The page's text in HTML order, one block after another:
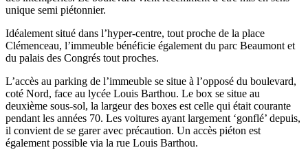
unique semi piétonnier.
Idéalement situé dans l’hyper-centre, tout proche de la place
Clémenceau, l’immeuble bénéficie également du parc Beaumont et
du palais des Congrés tout proches.
L’accès au parking de l’immeuble se situe à l’opposé du boulevard,
coté Nord, face au lycée Louis Barthou. Le box se situe au
deuxième sous-sol, la largeur des boxes est celle qui était courante
pendant les années 70. Les voitures ayant largement ‘gonflé’ depuis,
il convient de se garer avec précaution. Un accès piéton est
également possible via la rue Louis Barthou.